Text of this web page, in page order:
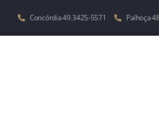
Concórdia 49.3425-5571 Palhoça